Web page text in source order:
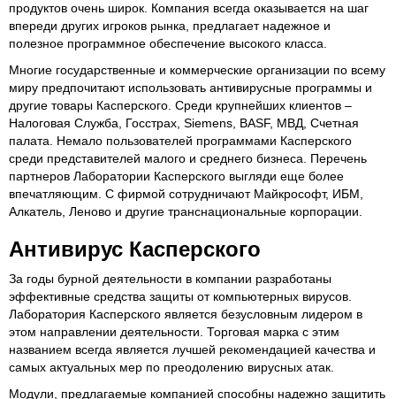
продуктов очень широк. Компания всегда оказывается на шаг
впереди других игроков рынка, предлагает надежное и
полезное программное обеспечение высокого класса.
Многие государственные и коммерческие организации по всему
миру предпочитают использовать антивирусные программы и
другие товары Касперского. Среди крупнейших клиентов –
Налоговая Служба, Госстрах, Siemens, BASF, МВД, Счетная
палата. Немало пользователей программами Касперского
среди представителей малого и среднего бизнеса. Перечень
партнеров Лаборатории Касперского выгляди еще более
впечатляющим. С фирмой сотрудничают Майкрософт, ИБМ,
Алкатель, Леново и другие транснациональные корпорации.
Антивирус Касперского
За годы бурной деятельности в компании разработаны
эффективные средства защиты от компьютерных вирусов.
Лаборатория Касперского является безусловным лидером в
этом направлении деятельности. Торговая марка с этим
названием всегда является лучшей рекомендацией качества и
самых актуальных мер по преодолению вирусных атак.
Модули, предлагаемые компанией способны надежно защитить